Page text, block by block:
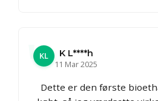
KL
K L****h
11 Mar 2025
Dette er den første